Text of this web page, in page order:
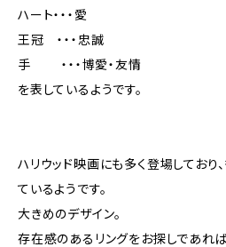
ハート・・・愛
王冠 ・・・忠誠
手 ・・・博愛・友情
を表しているようです。
ハリウッド映画にも多く登場しており
ているようです。
大きめのデザイン。
存在感のあるリングをお探しであれ